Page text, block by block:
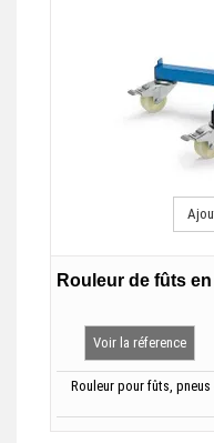
Rouleur de fûts
Voir la réference
Rouleur pour fûts, pneus